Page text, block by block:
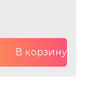
В корзину